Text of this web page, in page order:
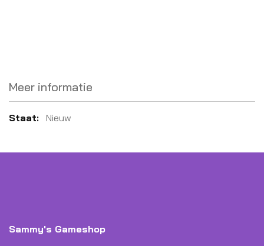
Meer informatie
Meer
Nieuw
Sammy's Gameshop